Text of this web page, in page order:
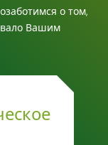
о том,
Вашим